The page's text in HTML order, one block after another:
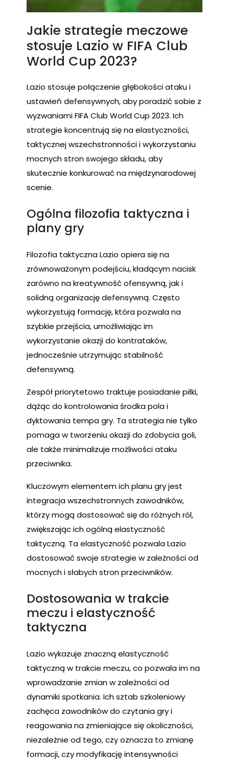
Jakie strategie meczowe
stosuje Lazio w FIFA Club
World Cup 2023?
Lazio stosuje połączenie głębokości ataku i
ustawień defensywnych, aby poradzić sobie z
wyzwaniami FIFA Club World Cup 2023. Ich
strategie koncentrują się na elastyczności,
taktycznej wszechstronności i wykorzystaniu
mocnych stron swojego składu, aby
skutecznie konkurować na międzynarodowej
scenie.
Ogólna filozofia taktyczna i
plany gry
Filozofia taktyczna Lazio opiera się na
zrównoważonym podejściu, kładącym nacisk
zarówno na kreatywność ofensywną, jak i
solidną organizację defensywną. Często
wykorzystują formację, która pozwala na
szybkie przejścia, umożliwiając im
wykorzystanie okazji do kontrataków,
jednocześnie utrzymując stabilność
defensywną.
Zespół priorytetowo traktuje posiadanie piłki,
dążąc do kontrolowania środka pola i
dyktowania tempa gry. Ta strategia nie tylko
pomaga w tworzeniu okazji do zdobycia goli,
ale także minimalizuje możliwości ataku
przeciwnika.
Kluczowym elementem ich planu gry jest
integracja wszechstronnych zawodników,
którzy mogą dostosować się do różnych ról,
zwiększając ich ogólną elastyczność
taktyczną. Ta elastyczność pozwala Lazio
dostosować swoje strategie w zależności od
mocnych i słabych stron przeciwników.
Dostosowania w trakcie
meczu i elastyczność
taktyczna
Lazio wykazuje znaczną elastyczność
taktyczną w trakcie meczu, co pozwala im na
wprowadzanie zmian w zależności od
dynamiki spotkania. Ich sztab szkoleniowy
zachęca zawodników do czytania gry i
reagowania na zmieniające się okoliczności,
niezależnie od tego, czy oznacza to zmianę
formacji, czy modyfikację intensywności